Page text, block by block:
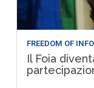
FREEDOM OF
Il Foia